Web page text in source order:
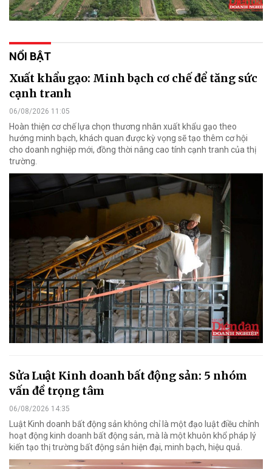
NỔI BẬT
Xuất khẩu gạo: Minh bạch cơ chế để tăng sức
cạnh tranh
06/08/2026 11:05
Hoàn thiện cơ chế lựa chọn thương nhân xuất khẩu gạo theo
hướng minh bạch, khách quan được kỳ vọng sẽ tạo thêm cơ hội
cho doanh nghiệp mới, đồng thời nâng cao tính cạnh tranh của thị
trường.
Sửa Luật Kinh doanh bất động sản: 5 nhóm
vấn đề trọng tâm
06/08/2026 14:35
Luật Kinh doanh bất động sản không chỉ là một đạo luật điều chỉnh
hoạt động kinh doanh bất động sản, mà là một khuôn khổ pháp lý
kiến tạo thị trường bất động sản hiện đại, minh bạch, hiệu quả.